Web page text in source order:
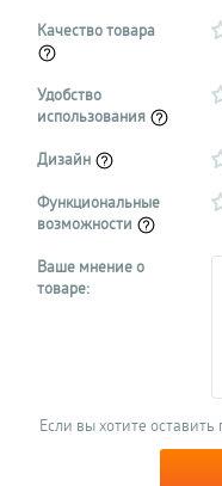
Качество товара
Удобство
использования
Дизайн
Функциональные
возможности
Ваше мнение о
товаре:
Если вы хотите